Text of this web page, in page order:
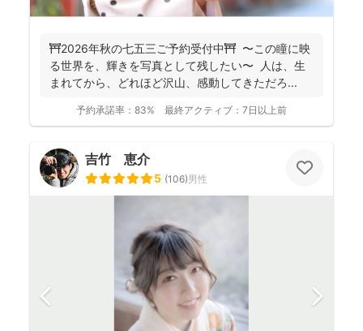
⛩️2026年秋の七五三ご予約受付中⛩️ 〜この瞳に映
る世界を、輝きを写真として残したい〜 人は、生
まれてから、どれほど沢山、感動してきただろ...
予約承諾率： 83% 最終アクティブ： 7日以上前
吉竹 恵介
5 (106)男性